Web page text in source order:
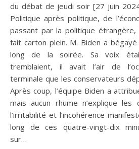
du débat de jeudi soir [27 juin
Politique après politique, de
passant par la politique
fait carton plein. M. Biden a
long de la soirée. Sa voix
tremblaient, il avait l’air de
terminale que les conservateurs
Après coup, l’équipe Biden a
mais aucun rhume n’explique les
l’irritabilité et l’incohérence
long de ces quatre-vingt-dix
sur…